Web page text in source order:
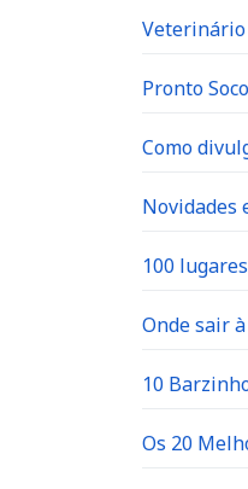
Pronto
Como
Novidades
100
Onde sair
10
Os 20